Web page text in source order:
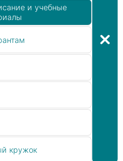
и учебные
кружок